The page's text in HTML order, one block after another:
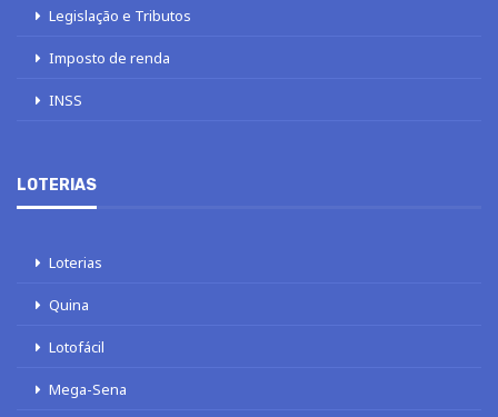
Legislação e Tributos
Imposto de renda
INSS
LOTERIAS
Loterias
Quina
Lotofácil
Mega-Sena